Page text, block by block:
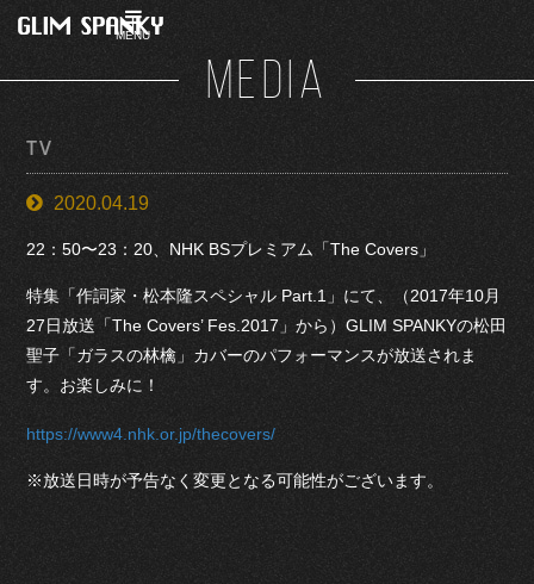
MENU
MEDIA
TV
2020.04.19
22：50〜23：20、NHK BSプレミアム「The Covers」
特集「作詞家・松本隆スペシャル Part.1」にて、（2017年10月
27日放送「The Covers’ Fes.2017」から）GLIM SPANKYの松田
聖子「ガラスの林檎」カバーのパフォーマンスが放送されま
す。お楽しみに！
https://www4.nhk.or.jp/thecovers/
※放送日時が予告なく変更となる可能性がございます。